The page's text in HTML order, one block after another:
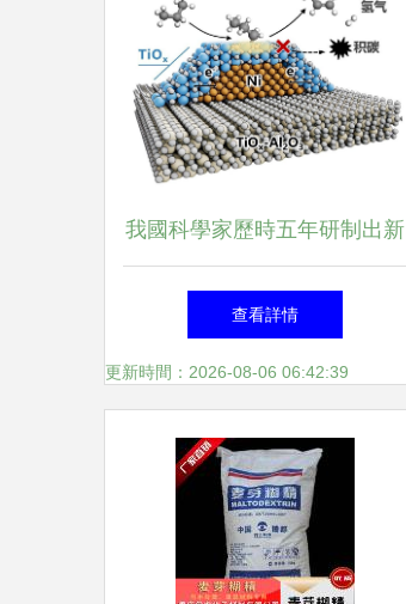
我國科學家歷時五年研制出新
型丙烯催化劑 《科學》封面
見證綠色科研成果
查看詳情
更新時間：2026-08-06 06:42:39